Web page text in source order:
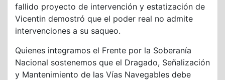
fallido proyecto de intervención y estatización de
Vicentin demostró que el poder real no admite
intervenciones a su saqueo.
Quienes integramos el Frente por la Soberanía
Nacional sostenemos que el Dragado, Señalización
y Mantenimiento de las Vías Navegables debe